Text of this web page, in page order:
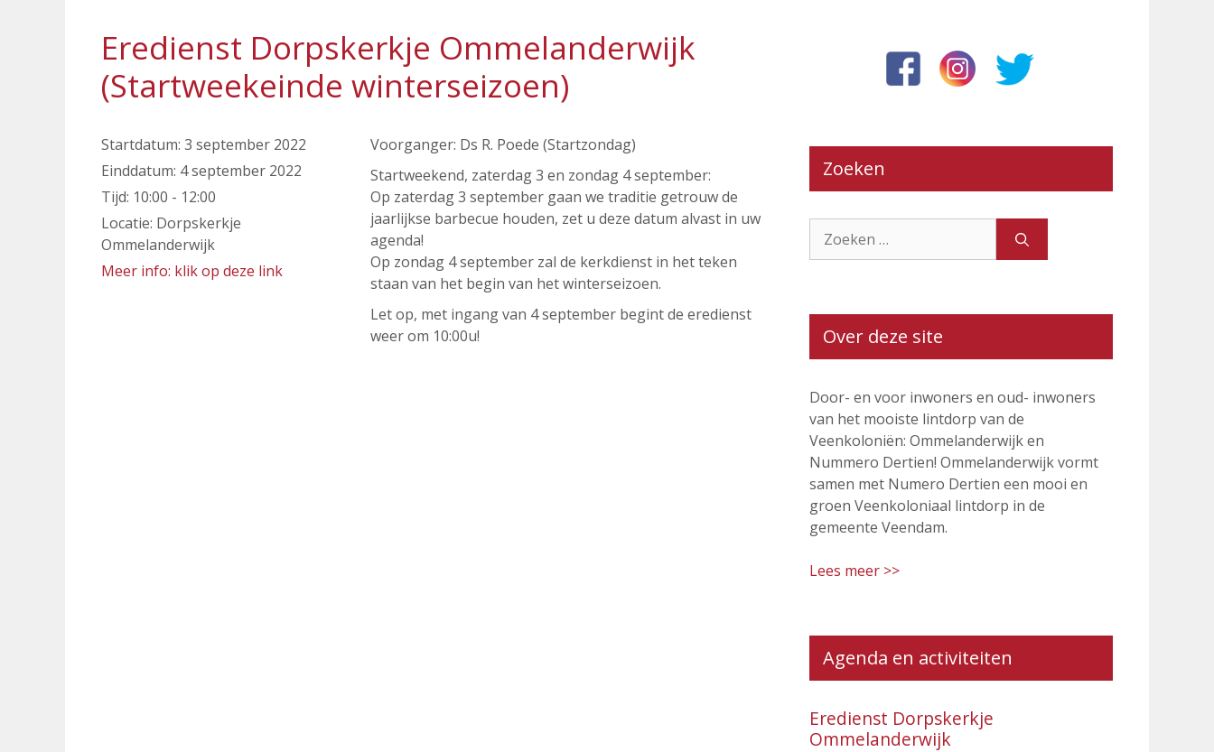
Eredienst Dorpskerkje Ommelanderwijk
(Startweekeinde winterseizoen)
Startdatum: 3 september 2022
Einddatum: 4 september 2022
Tijd: 10:00 - 12:00
Locatie: Dorpskerkje
Ommelanderwijk
Meer info: klik op deze link
Voorganger: Ds R. Poede (Startzondag)
Startweekend, zaterdag 3 en zondag 4 september:
Op zaterdag 3 september gaan we traditie getrouw de
jaarlijkse barbecue houden, zet u deze datum alvast in uw
agenda!
Op zondag 4 september zal de kerkdienst in het teken
staan van het begin van het winterseizoen.
Let op, met ingang van 4 september begint de eredienst
weer om 10:00u!
Zoeken
naar:
Over deze site
Door- en voor inwoners en oud- inwoners
van het mooiste lintdorp van de
Veenkoloniën: Ommelanderwijk en
Nummero Dertien! Ommelanderwijk vormt
samen met Numero Dertien een mooi en
groen Veenkoloniaal lintdorp in de
gemeente Veendam.
Lees meer >>
Agenda en activiteiten
Eredienst Dorpskerkje
Ommelanderwijk